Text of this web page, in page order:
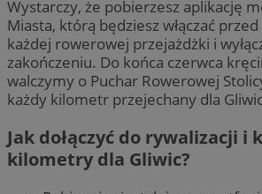
Wystarczy, że pobierzesz aplikację
Miasta, którą będziesz włączać
każdej rowerowej przejażdżki i
zakończeniu. Do końca czerwca
walczymy o Puchar Rowerowej
każdy kilometr przejechany dla
Jak dołączyć do rywalizacji i
kilometry dla Gliwic?